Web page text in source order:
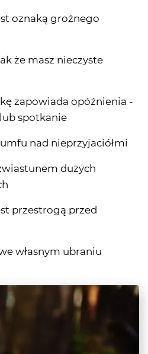
oznaką groźnego
że masz nieczyste
zapowiada opóźnienia -
spotkanie
nad nieprzyjaciółmi
dużych
przestrogą przed
własnym ubraniu